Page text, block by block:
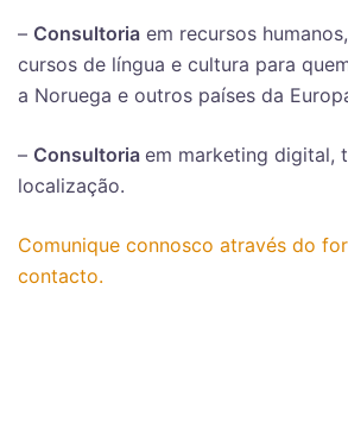
– Consultoria em recursos
cursos de língua e cultura para
a Noruega e outros países da
– Consultoria em marketing digital,
localização.
Comunique connosco através do
contacto.